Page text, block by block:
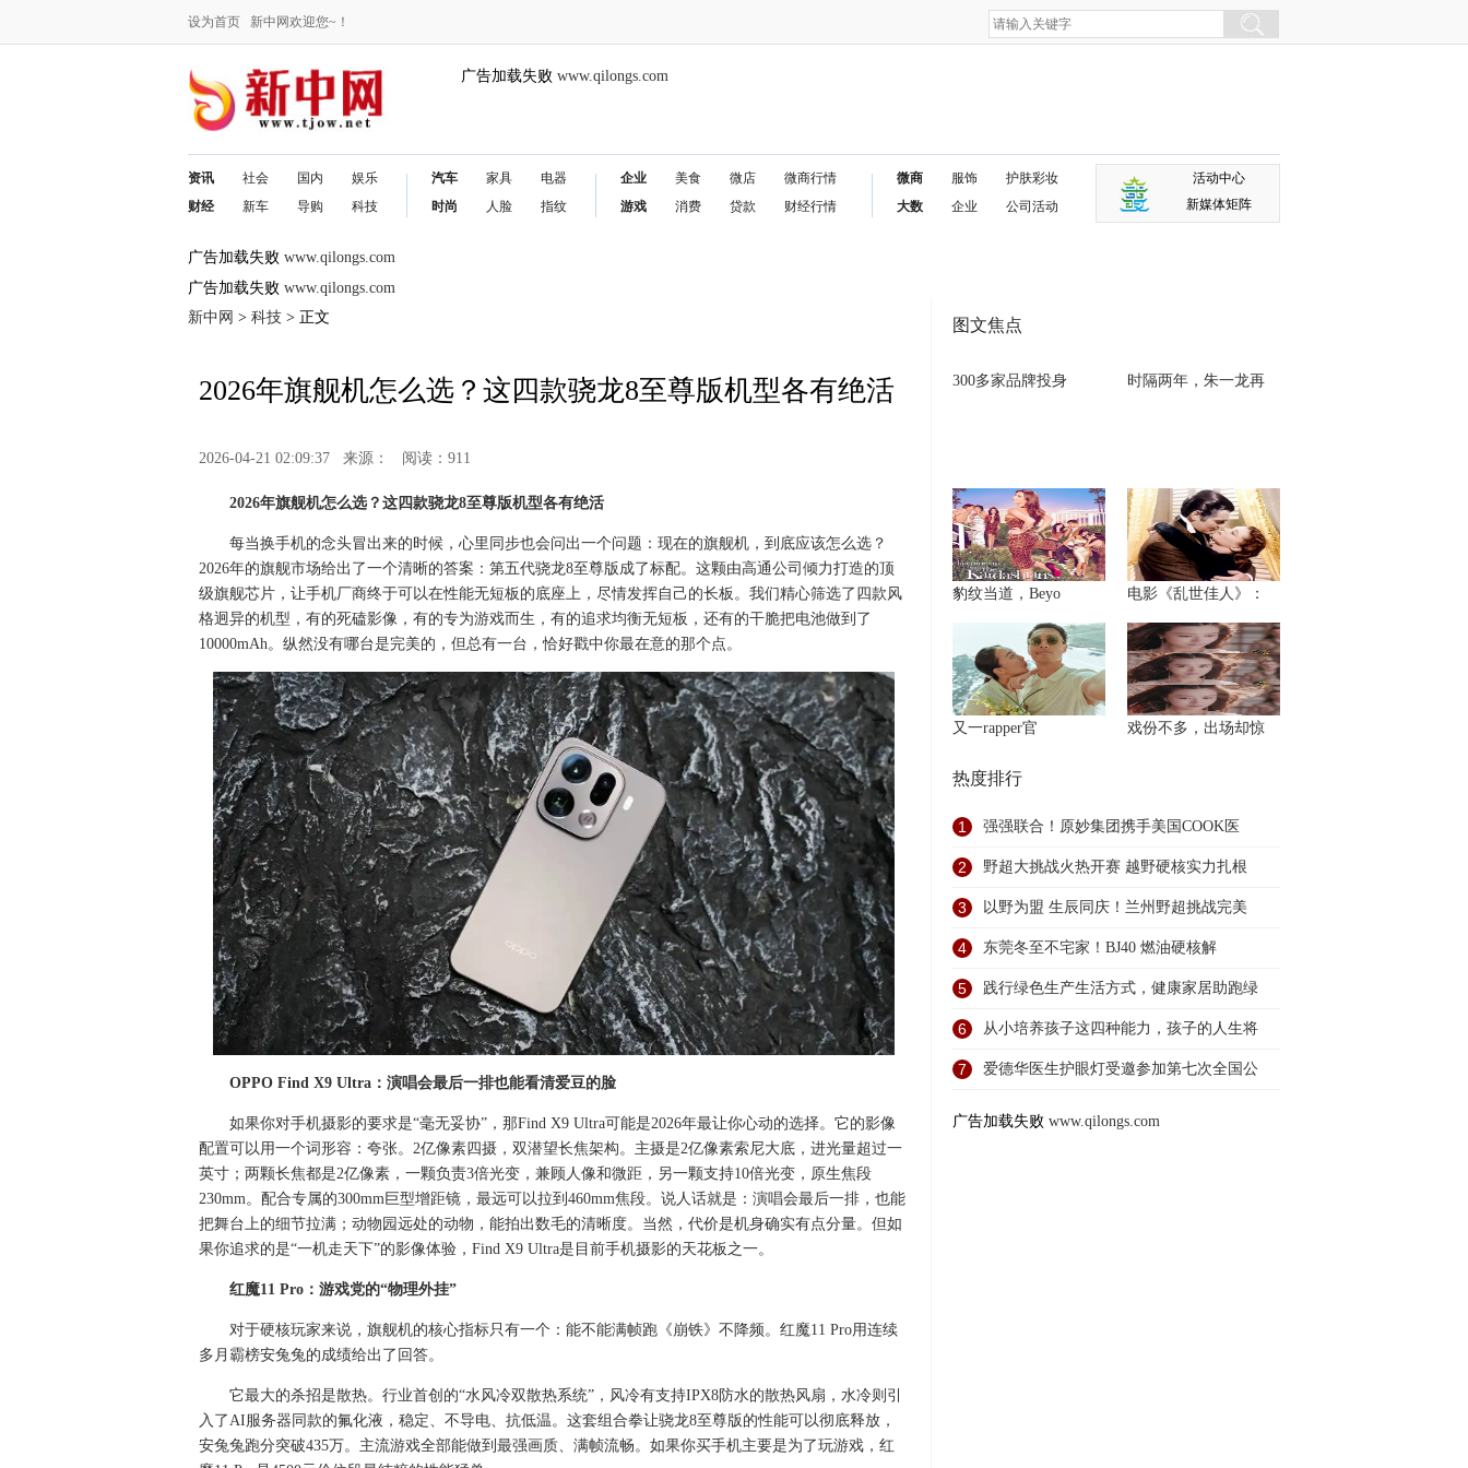
设为首页 新中网欢迎您~！
广告加载失败 www.qilongs.com
资讯
财经
社会
新车
国内
导购
娱乐
科技
汽车
时尚
家具
人脸
电器
指纹
企业
游戏
美食
消费
微店
贷款
微商行情
财经行情
微商
大数
服饰
企业
护肤彩妆
公司活动
活动中心
新媒体矩阵
广告加载失败 www.qilongs.com
广告加载失败 www.qilongs.com
新中网 > 科技 > 正文
2026年旗舰机怎么选？这四款骁龙8至尊版机型各有绝活
2026-04-21 02:09:37 来源： 阅读：911
2026年旗舰机怎么选？这四款骁龙8至尊版机型各有绝活
每当换手机的念头冒出来的时候，心里同步也会问出一个问题：现在的旗舰机，到底应该怎么选？
2026年的旗舰市场给出了一个清晰的答案：第五代骁龙8至尊版成了标配。这颗由高通公司倾力打造的顶
级旗舰芯片，让手机厂商终于可以在性能无短板的底座上，尽情发挥自己的长板。我们精心筛选了四款风
格迥异的机型，有的死磕影像，有的专为游戏而生，有的追求均衡无短板，还有的干脆把电池做到了
10000mAh。纵然没有哪台是完美的，但总有一台，恰好戳中你最在意的那个点。
OPPO Find X9 Ultra：演唱会最后一排也能看清爱豆的脸
如果你对手机摄影的要求是“毫无妥协”，那Find X9 Ultra可能是2026年最让你心动的选择。它的影像
配置可以用一个词形容：夸张。2亿像素四摄，双潜望长焦架构。主摄是2亿像素索尼大底，进光量超过一
英寸；两颗长焦都是2亿像素，一颗负责3倍光变，兼顾人像和微距，另一颗支持10倍光变，原生焦段
230mm。配合专属的300mm巨型增距镜，最远可以拉到460mm焦段。说人话就是：演唱会最后一排，也能
把舞台上的细节拉满；动物园远处的动物，能拍出数毛的清晰度。当然，代价是机身确实有点分量。但如
果你追求的是“一机走天下”的影像体验，Find X9 Ultra是目前手机摄影的天花板之一。
红魔11 Pro：游戏党的“物理外挂”
对于硬核玩家来说，旗舰机的核心指标只有一个：能不能满帧跑《崩铁》不降频。红魔11 Pro用连续
多月霸榜安兔兔的成绩给出了回答。
它最大的杀招是散热。行业首创的“水风冷双散热系统”，风冷有支持IPX8防水的散热风扇，水冷则引
入了AI服务器同款的氟化液，稳定、不导电、抗低温。这套组合拳让骁龙8至尊版的性能可以彻底释放，
安兔兔跑分突破435万。主流游戏全部能做到最强画质、满帧流畅。如果你买手机主要是为了玩游戏，红
图文焦点
300多家品牌投身 时隔两年，朱一龙再
豹纹当道，Beyo 电影《乱世佳人》：
又一rapper官 戏份不多，出场却惊
热度排行
1 强强联合！原妙集团携手美国COOK医
2 野超大挑战火热开赛 越野硬核实力扎根
3 以野为盟 生辰同庆！兰州野超挑战完美
4 东莞冬至不宅家！BJ40 燃油硬核解
5 践行绿色生产生活方式，健康家居助跑绿
6 从小培养孩子这四种能力，孩子的人生将
7 爱德华医生护眼灯受邀参加第七次全国公
广告加载失败 www.qilongs.com